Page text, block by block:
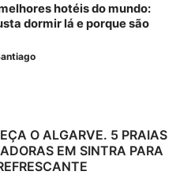
hotéis do mundo:
dormir lá e porque são
O ALGARVE. 5 PRAIAS
EM SINTRA PARA